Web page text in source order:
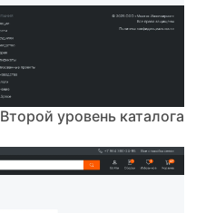
Второй уровень каталога